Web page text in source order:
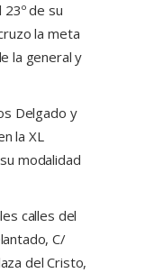
de su
la meta
la general y
Delgado y
la XL
modalidad
calles del
C/
del Cristo,